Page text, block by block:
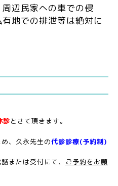
辺民家への車での侵
地での排泄等は絶対に
診とさて頂きます。
、久永先生の代診診療(予約制)
または受付にて、
ご予約をお願